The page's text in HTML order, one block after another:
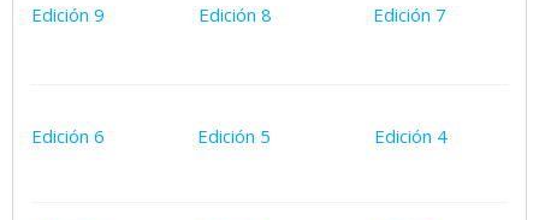
Edición 9 Edición 8 Edición 7
Edición 6 Edición 5 Edición 4